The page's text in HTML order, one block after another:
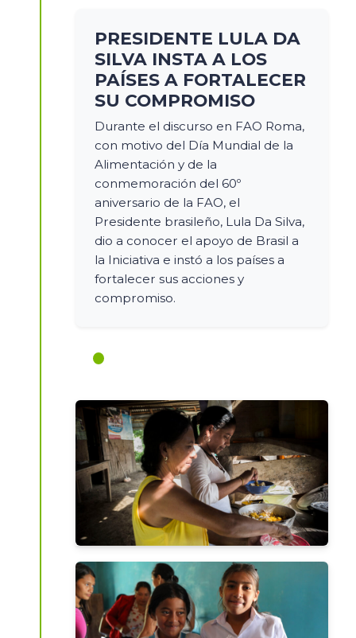
PRESIDENTE LULA DA
SILVA INSTA A LOS
PAÍSES A FORTALECER
SU COMPROMISO
Durante el discurso en FAO Roma,
con motivo del Día Mundial de la
Alimentación y de la
conmemoración del 60º
aniversario de la FAO, el
Presidente brasileño, Lula Da Silva,
dio a conocer el apoyo de Brasil a
la Iniciativa e instó a los países a
fortalecer sus acciones y
compromiso.